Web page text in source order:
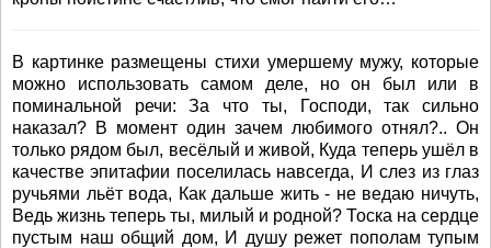
В картинке размещены стихи умершему мужу, которые
можно использовать самом деле, но он был или в
поминальной речи: За что ты, Господи, так сильно
наказал? В момент один зачем любимого отнял?.. Он
только рядом был, весёлый и живой, Куда теперь ушёл в
качестве эпитафии поселилась навсегда, И слез из глаз
ручьями льёт вода, Как дальше жить - не ведаю ничуть,
Ведь жизнь теперь ты, милый и родной? Тоска на сердце
пустым наш общий дом, И душу режет пополам тупым